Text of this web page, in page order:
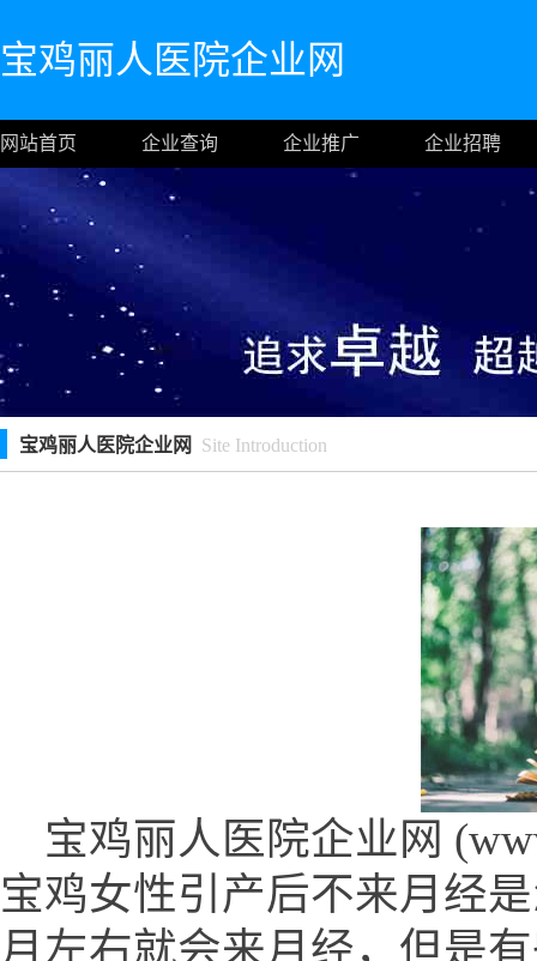
宝鸡丽人医院企业网
网站首页 企业查询 企业推广 企业招聘
宝鸡丽人医院企业网 Site Introduction
宝鸡丽人医院企业网
宝鸡女性引产后不来月经
月左右就会来月经，但是